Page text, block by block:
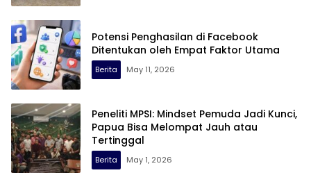
Potensi Penghasilan di Facebook
Ditentukan oleh Empat Faktor Utama
Berita May 11, 2026
Peneliti MPSI: Mindset Pemuda Jadi Kunci,
Papua Bisa Melompat Jauh atau
Tertinggal
Berita May 1, 2026